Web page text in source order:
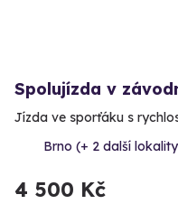
Spolujízda v
Jízda ve sporťáku s
Brno (+ 2 další
4 500 Kč